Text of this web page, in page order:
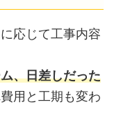
応じて工事内容
、日差しだった
用と工期も変わ